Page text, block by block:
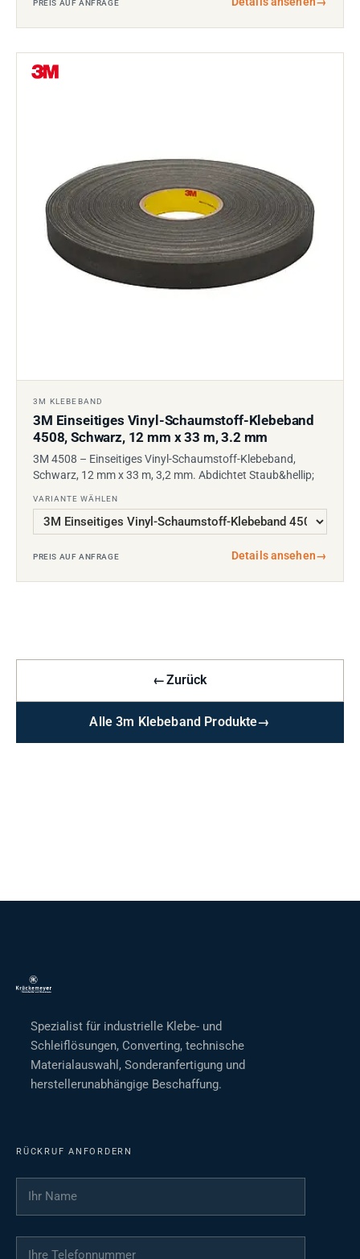
PREIS AUF ANFRAGE
3M KLEBEBAND
3M Einseitiges Vinyl-Schaumstoff-Klebeband
4508, Schwarz, 12 mm x 33 m, 3.2 mm
3M 4508 – Einseitiges Vinyl-Schaumstoff-Klebeband,
Schwarz, 12 mm x 33 m, 3,2 mm. Abdichtet Staub&hellip;
VARIANTE WÄHLEN
PREIS AUF ANFRAGE Details ansehen→
←Zurück
Alle 3m Klebeband Produkte→
Spezialist für industrielle Klebe- und
Schleiflösungen, Converting, technische
Materialauswahl, Sonderanfertigung und
herstellerunabhängige Beschaffung.
RÜCKRUF ANFORDERN
Ihr Name
Ihre Telefonnummer